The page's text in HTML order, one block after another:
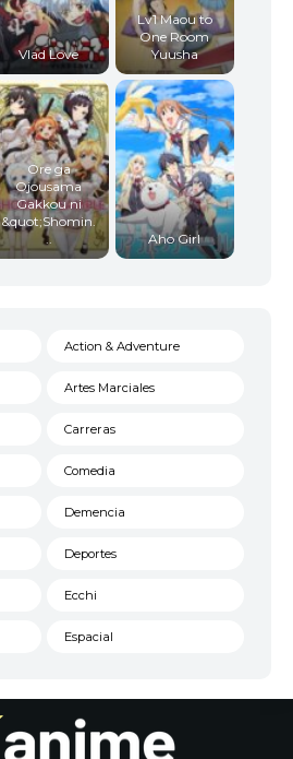
Vlad Love
Lv1 Maou to
One Room
Yuusha
Ore ga
Ojousama
Gakkou ni
&quot;Shomin.
..
Aho Girl
Action & Adventure
Artes Marciales
Carreras
Comedia
Demencia
Deportes
Ecchi
Espacial
Historico